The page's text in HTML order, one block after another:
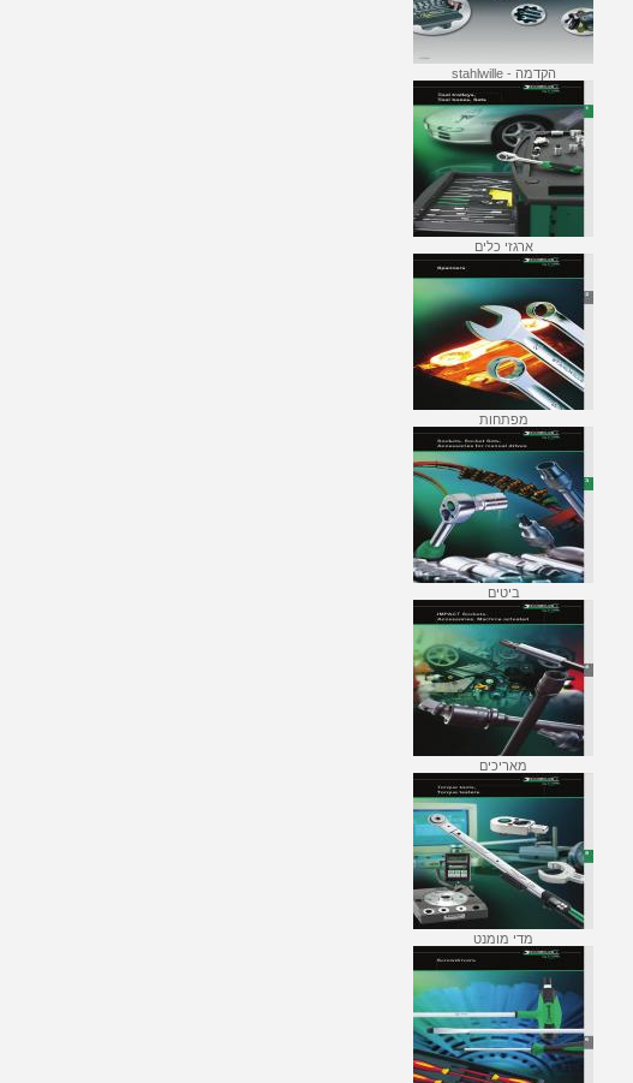
הקדמה - stahlwille
ארגזי כלים
מפתחות
ביטים
מאריכים
מדי מומנט